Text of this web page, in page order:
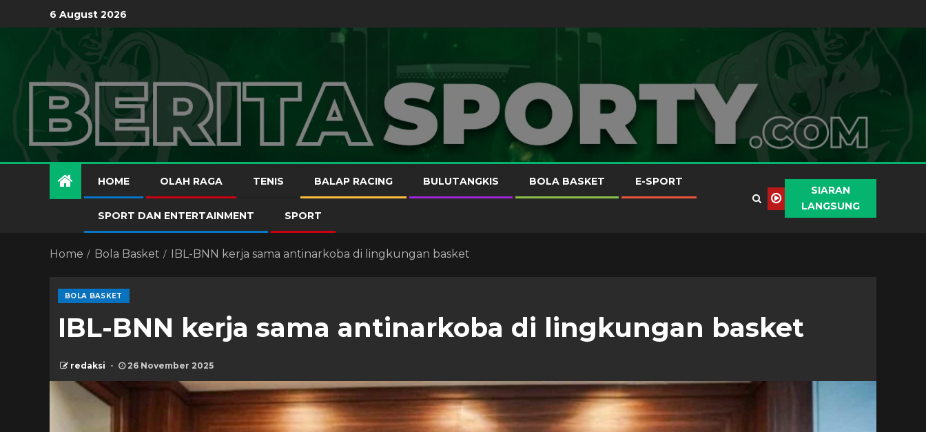
6 August 2026
HOME OLAH RAGA TENIS BALAP RACING BULUTANGKIS BOLA BASKET E-SPORT
SPORT DAN ENTERTAINMENT SPORT
SIARAN
LANGSUNG
Home Bola Basket IBL-BNN kerja sama antinarkoba di lingkungan basket
BOLA BASKET
IBL-BNN kerja sama antinarkoba di lingkungan basket
redaksi 26 November 2025